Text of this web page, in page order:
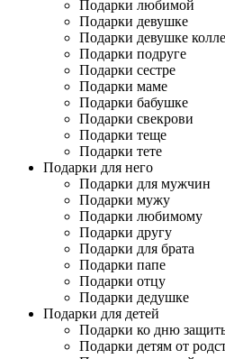
Подарки любимой
Подарки девушке
Подарки девушке
Подарки подруге
Подарки сестре
Подарки маме
Подарки бабушке
Подарки свекрови
Подарки теще
Подарки тете
Подарки для него
Подарки для мужчин
Подарки мужу
Подарки любимому
Подарки другу
Подарки для брата
Подарки папе
Подарки отцу
Подарки дедушке
Подарки для детей
Подарки ко дню
Подарки детям от